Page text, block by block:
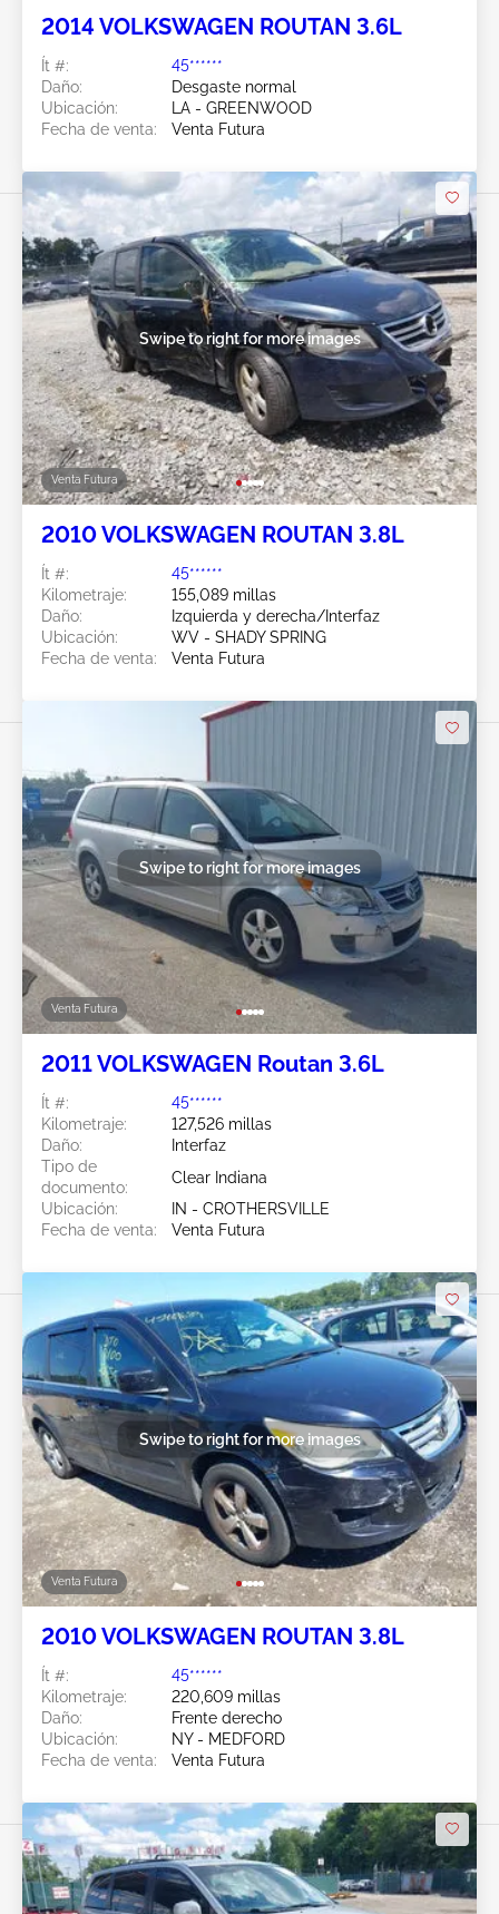
2014 VOLKSWAGEN ROUTAN 3.6L
Ít #:
45******
Daño:
Desgaste normal
Ubicación:
LA - GREENWOOD
Fecha de venta:
Venta Futura
Venta Futura
Swipe to right for more images
2010 VOLKSWAGEN ROUTAN 3.8L
Ít #:
45******
Kilometraje:
155,089 millas
Daño:
Izquierda y derecha/Interfaz
Ubicación:
WV - SHADY SPRING
Fecha de venta:
Venta Futura
Venta Futura
Swipe to right for more images
2011 VOLKSWAGEN Routan 3.6L
Ít #:
45******
Kilometraje:
127,526 millas
Daño:
Interfaz
Tipo de
documento:
Clear Indiana
Ubicación:
IN - CROTHERSVILLE
Fecha de venta:
Venta Futura
Venta Futura
Swipe to right for more images
2010 VOLKSWAGEN ROUTAN 3.8L
Ít #:
45******
Kilometraje:
220,609 millas
Daño:
Frente derecho
Ubicación:
NY - MEDFORD
Fecha de venta:
Venta Futura